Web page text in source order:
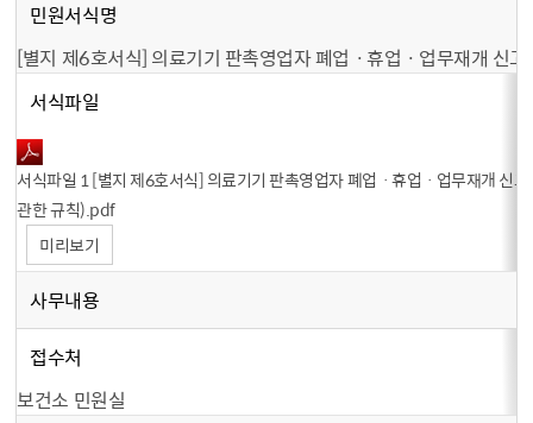
민원서식명
[별지 제6호서식] 의료기기 판촉영업자 폐업ㆍ휴업ㆍ업무재개 신고
서식파일
서식파일 1 [별지 제6호서식] 의료기기 판촉영업자 폐업ㆍ휴업ㆍ업무재개 신고
관한 규칙）.pdf
미리보기
사무내용
접수처
보건소 민원실